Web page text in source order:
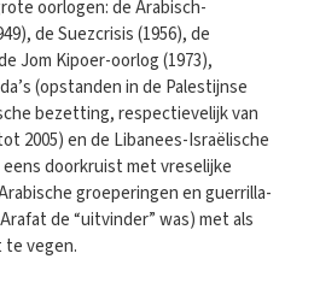
oorlogen: de Arabisch-
de Suezcrisis (1956), de
Jom Kipoer-oorlog (1973),
(opstanden in de Palestijnse
bezetting, respectievelijk van
2005) en de Libanees-Israëlische
doorkruist met vreselijke
groeperingen en guerrilla-
de “uitvinder” was) met als
te vegen.